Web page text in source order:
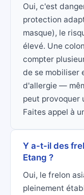
Oui, c'est
protection
masque), le
élevé. Une
compter
de se mobiliser
d'allergie —
peut provoquer
Faites appel à
Y a-t-il des
Etang ?
Oui, le frelon
pleinement